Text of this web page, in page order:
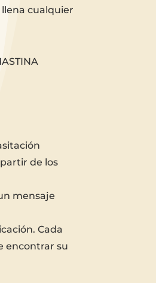
cualquier
de los
mensaje
Cada
encontrar su